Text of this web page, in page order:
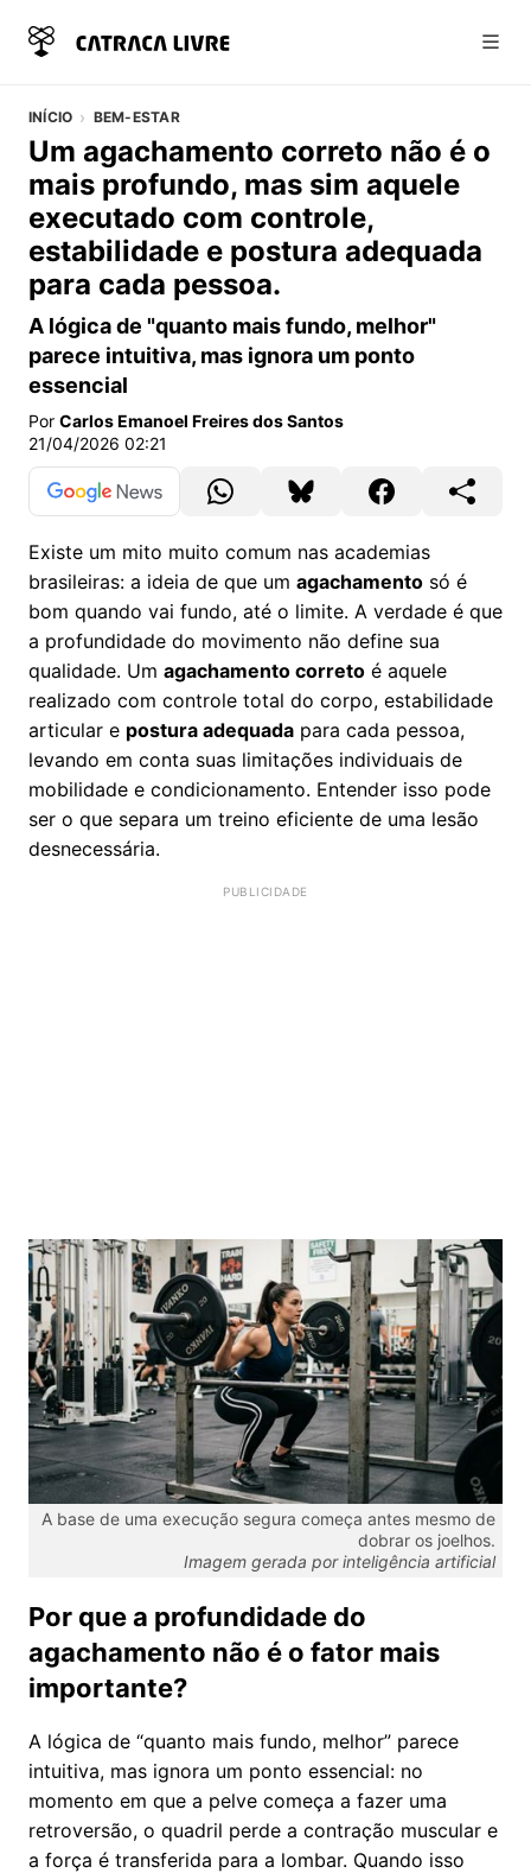
INÍCIO BEM-ESTAR
Um agachamento correto não é o
mais profundo, mas sim aquele
executado com controle,
estabilidade e postura adequada
para cada pessoa.
A lógica de "quanto mais fundo, melhor"
parece intuitiva, mas ignora um ponto
essencial
Por Carlos Emanoel Freires dos Santos
21/04/2026 02:21
Existe um mito muito comum nas academias
brasileiras: a ideia de que um agachamento só é
bom quando vai fundo, até o limite. A verdade é que
a profundidade do movimento não define sua
qualidade. Um agachamento correto é aquele
realizado com controle total do corpo, estabilidade
articular e postura adequada para cada pessoa,
levando em conta suas limitações individuais de
mobilidade e condicionamento. Entender isso pode
ser o que separa um treino eficiente de uma lesão
desnecessária.
A base de uma execução segura começa antes mesmo de
dobrar os joelhos.
Imagem gerada por inteligência artificial
Por que a profundidade do
agachamento não é o fator mais
importante?
A lógica de “quanto mais fundo, melhor” parece
intuitiva, mas ignora um ponto essencial: no
momento em que a pelve começa a fazer uma
retroversão, o quadril perde a contração muscular e
a força é transferida para a lombar. Quando isso